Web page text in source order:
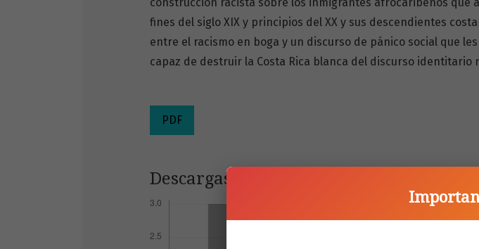
construcción racista sobre los inmigrantes afrocaribeños que
fines del siglo XIX y principios del XX y sus descendientes
entre el racismo en boga y un discurso de pánico social que
capaz de destruir la Costa Rica blanca del discurso identitario
PDF
Descargas